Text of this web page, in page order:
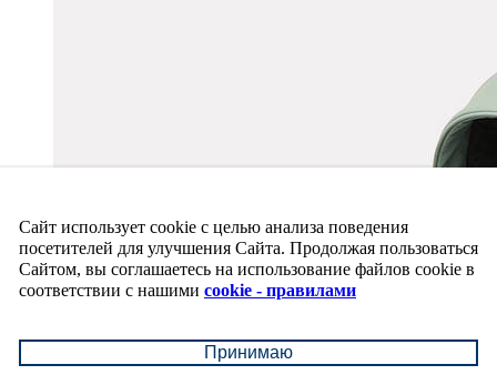
Сайт использует cookie с целью анализа поведения
посетителей для улучшения Сайта. Продолжая пользоваться
Сайтом, вы соглашаетесь на использование файлов cookie в
соответствии с нашими cookie - правилами
Принимаю